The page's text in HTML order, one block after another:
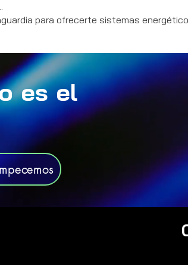
para ofrecerte sistemas
es el